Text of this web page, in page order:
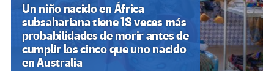
Un niño nacido en África
subsahariana tiene 18 veces más
probabilidades de morir antes de
cumplir los cinco que uno nacido
en Australia